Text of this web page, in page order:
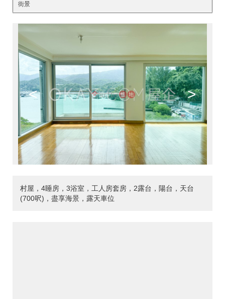
街景
< >
村屋，4睡房，3浴室，工人房套房，2露台，陽台，天台
(700呎)，盡享海景，露天車位